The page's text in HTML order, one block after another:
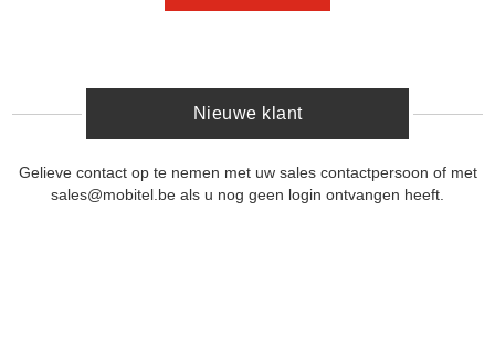
Nieuwe klant
Gelieve contact op te nemen met uw sales contactpersoon of met
sales@mobitel.be als u nog geen login ontvangen heeft.